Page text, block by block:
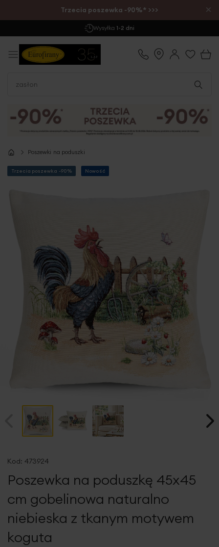
Trzecia poszewka -90%* >>> ×
Darmowa Dostawajuż od 299 zł
Poszewki na poduszki
początek
galerii
Trzecia poszewka -90% Nowość
Kod: 473924
Poszewka na poduszkę 45x45
cm gobelinowa naturalno
niebieska z tkanym motywem
koguta